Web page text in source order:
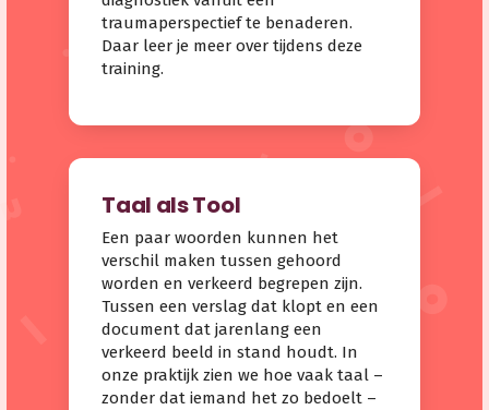
traumaperspectief te benaderen.
Daar leer je meer over tijdens deze
training.
Taal als Tool
Een paar woorden kunnen het
verschil maken tussen gehoord
worden en verkeerd begrepen zijn.
Tussen een verslag dat klopt en een
document dat jarenlang een
verkeerd beeld in stand houdt. In
onze praktijk zien we hoe vaak taal –
zonder dat iemand het zo bedoelt –